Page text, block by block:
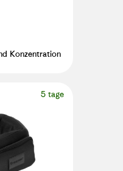
Konzentration
5 tage